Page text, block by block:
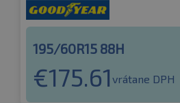
195/60R15 88H
€175.61 vrátane DPH